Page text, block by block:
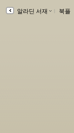
알라딘 서재 북플